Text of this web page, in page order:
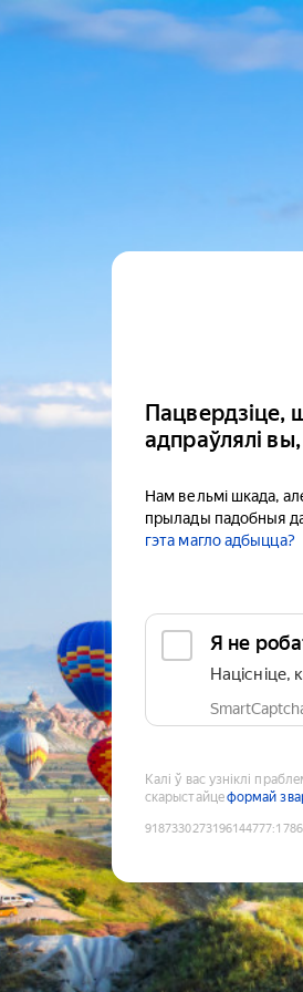
Пацвердзіце,
адпраўлялі
Нам вельмі шкада,
прылады падобныя
гэта магло адбыцца?
Я не
Націсніце,
Калі ў вас узніклі
скарыстайцеформай
9187330273196144777: